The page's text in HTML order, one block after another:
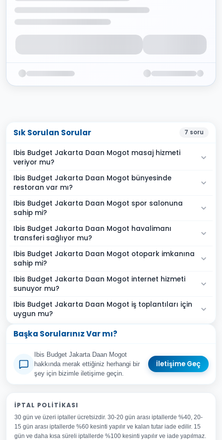
Sık Sorulan Sorular 7 soru
Ibis Budget Jakarta Daan Mogot masaj hizmeti
veriyor mu?
Ibis Budget Jakarta Daan Mogot bünyesinde
restoran var mı?
Ibis Budget Jakarta Daan Mogot spor salonuna
sahip mi?
Ibis Budget Jakarta Daan Mogot havalimanı
transferi sağlıyor mu?
Ibis Budget Jakarta Daan Mogot otopark imkanına
sahip mi?
Ibis Budget Jakarta Daan Mogot internet hizmeti
sunuyor mu?
Ibis Budget Jakarta Daan Mogot iş toplantıları için
uygun mu?
Başka Sorularınız Var mı?
Ibis Budget Jakarta Daan Mogot
hakkında merak ettiğiniz herhangi bir
şey için bizimle iletişime geçin.
İletişime Geç
Adınız Soyadınız
E-posta Adresiniz
Konu
İPTAL POLITIKASI
30 gün ve üzeri iptaller ücretsizdir. 30-20 gün arası iptallerde %40, 20-
15 gün arası iptallerde %60 kesinti yapılır ve kalan tutar iade edilir. 15
gün ve daha kısa süreli iptallerde %100 kesinti yapılır ve iade yapılmaz.